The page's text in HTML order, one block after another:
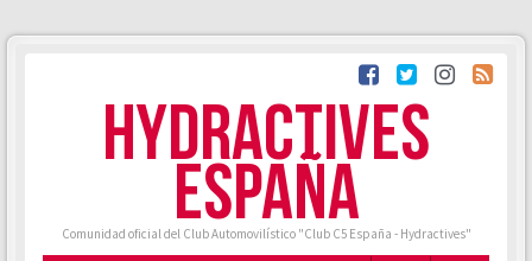
HYDRACTIVES
ESPAÑA
Comunidad oficial del Club Automovilístico "Club C5 España - Hydractives"